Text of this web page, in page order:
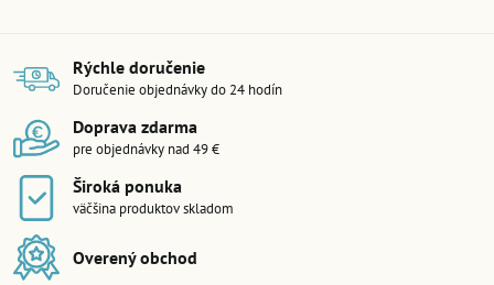
Rýchle doručenie
Doručenie objednávky do 24 hodín
Doprava zdarma
pre objednávky nad 49 €
Široká ponuka
väčšina produktov skladom
Overený obchod